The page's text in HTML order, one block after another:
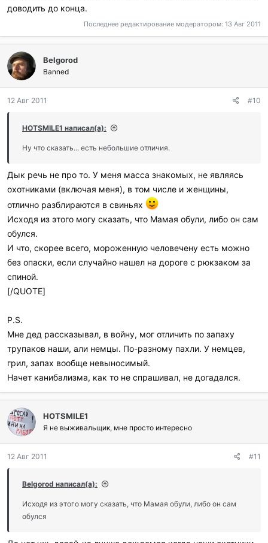
доводить до конца.
Последнее редактирование модератором: 13 Авг 2011
Belgorod
Banned
12 Авг 2011 #10
HOTSMILE1 написал(а):
Ну что сказать... есть небольшие отличия.
Дык речь не про то. У меня масса знакомых, не являясь
охотниками (включая меня), в том числе и женщины,
отлично разблираются в свиньях
Исходя из этого могу сказать, что Мамая обули, либо он сам
обулся.
И что, скорее всего, мороженную человечену есть можно
без опаски, если случайно нашел на дороге с рюкзаком за
спиной.
[/QUOTE]
P.S.
Мне дед рассказывал, в войну, мог отличить по запаху
трупаков наши, али немцы. По-разному пахли. У немцев,
грил, запах вообще невыносимый.
Начет канибализма, как то не спрашивал, не догадался.
HOTSMILE1
Я не выживальщик, мне просто интересно
12 Авг 2011 #11
Belgorod написал(а):
Исходя из этого могу сказать, что Мамая обули, либо он сам
обулся